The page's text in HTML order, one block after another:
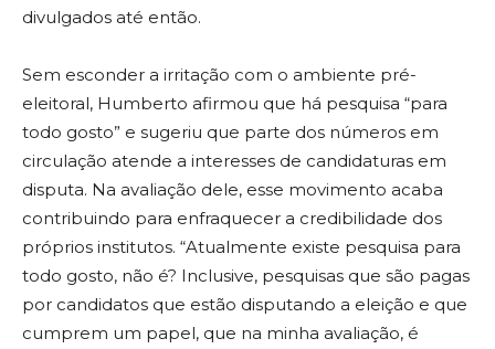
divulgados até então.
Sem esconder a irritação com o ambiente pré-
eleitoral, Humberto afirmou que há pesquisa “para
todo gosto” e sugeriu que parte dos números em
circulação atende a interesses de candidaturas em
disputa. Na avaliação dele, esse movimento acaba
contribuindo para enfraquecer a credibilidade dos
próprios institutos. “Atualmente existe pesquisa para
todo gosto, não é? Inclusive, pesquisas que são pagas
por candidatos que estão disputando a eleição e que
cumprem um papel, que na minha avaliação, é